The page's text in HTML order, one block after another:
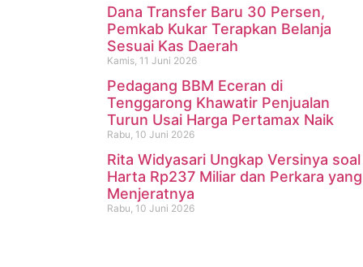
Dana Transfer Baru 30 Persen,
Pemkab Kukar Terapkan Belanja
Sesuai Kas Daerah
Kamis, 11 Juni 2026
Pedagang BBM Eceran di
Tenggarong Khawatir Penjualan
Turun Usai Harga Pertamax Naik
Rabu, 10 Juni 2026
Rita Widyasari Ungkap Versinya soal
Harta Rp237 Miliar dan Perkara yang
Menjeratnya
Rabu, 10 Juni 2026